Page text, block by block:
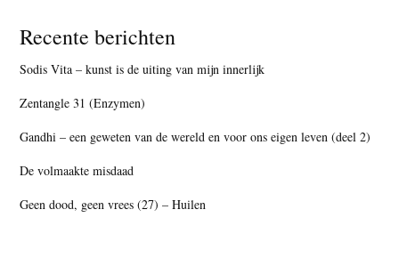
Recente berichten
Sodis Vita – kunst is de uiting van mijn innerlijk
Zentangle 31 (Enzymen)
Gandhi – een geweten van de wereld en voor ons eigen leven (deel 2)
De volmaakte misdaad
Geen dood, geen vrees (27) – Huilen